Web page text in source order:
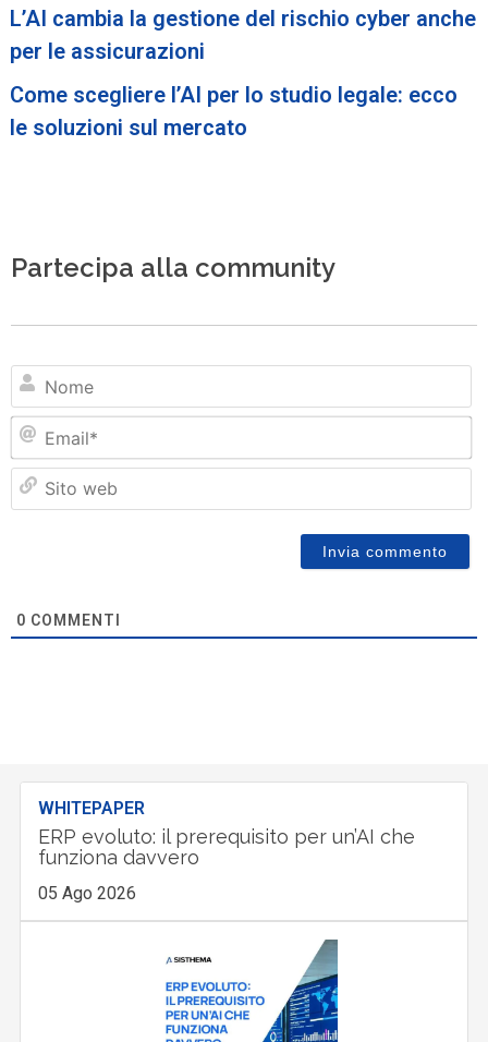
L’AI cambia la gestione del rischio cyber anche
per le assicurazioni
Come scegliere l’AI per lo studio legale: ecco
le soluzioni sul mercato
Partecipa alla community
0 COMMENTI
WHITEPAPER
ERP evoluto: il prerequisito per un’AI che
funziona davvero
05 Ago 2026